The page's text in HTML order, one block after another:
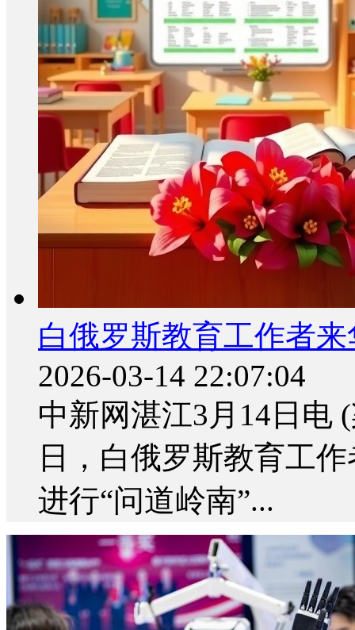
白俄罗斯教育工作者
2026-03-14 22:07:04
中新网湛江3月14日电
日，白俄罗斯教育工
进行“问道岭南”...